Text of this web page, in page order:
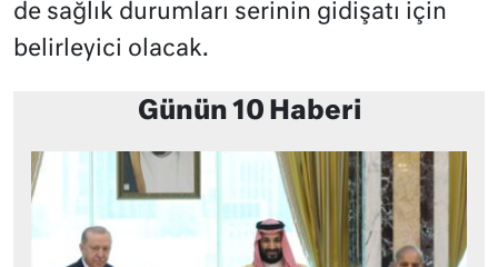
de sağlık durumları serinin gidişatı için
belirleyici olacak.
Günün 10 Haberi